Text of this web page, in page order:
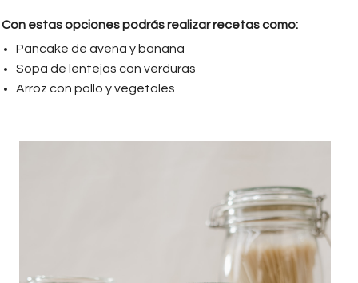
Con estas opciones podrás realizar recetas como:
Pancake de avena y banana
Sopa de lentejas con verduras
Arroz con pollo y vegetales